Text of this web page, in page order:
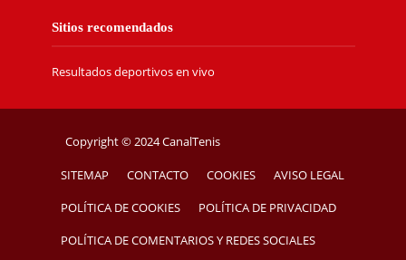
Sitios recomendados
Resultados deportivos en vivo
Copyright © 2024 CanalTenis
SITEMAP CONTACTO COOKIES AVISO LEGAL
POLÍTICA DE COOKIES POLÍTICA DE PRIVACIDAD
POLÍTICA DE COMENTARIOS Y REDES SOCIALES